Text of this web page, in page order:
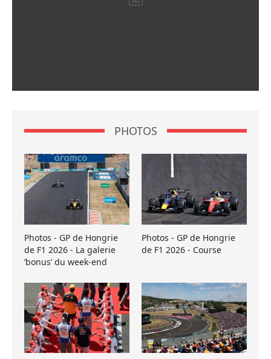
PHOTOS
Photos - GP de Hongrie
de F1 2026 - La galerie
’bonus’ du week-end
Photos - GP de Hongrie
de F1 2026 - Course